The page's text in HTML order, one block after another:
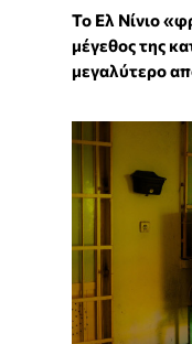
Το Ελ Νίνιο
μέγεθος της
μεγαλύτερο